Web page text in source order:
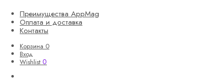
Преимущества AppMag
Оплата и доставка
Контакты
Корзина 0
Вход
Wishlist 0